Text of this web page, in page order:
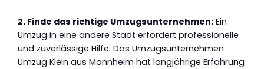
2. Finde das richtige Umzugsunternehmen: Ein
Umzug in eine andere Stadt erfordert professionelle
und zuverlässige Hilfe. Das Umzugsunternehmen
Umzug Klein aus Mannheim hat langjährige Erfahrung